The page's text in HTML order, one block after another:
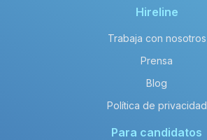
Hireline
Trabaja con nosotros
Prensa
Blog
Política de privacidad
Para candidatos